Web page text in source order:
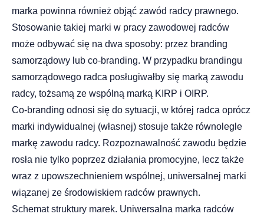
marka powinna również objąć zawód radcy prawnego.
Stosowanie takiej marki w pracy zawodowej radców
może odbywać się na dwa sposoby: przez branding
samorządowy lub co-branding. W przypadku brandingu
samorządowego radca posługiwałby się marką zawodu
radcy, tożsamą ze wspólną marką KIRP i OIRP.
Co-branding odnosi się do sytuacji, w której radca oprócz
marki indywidualnej (własnej) stosuje także równolegle
markę zawodu radcy. Rozpoznawalność zawodu będzie
rosła nie tylko poprzez działania promocyjne, lecz także
wraz z upowszechnieniem wspólnej, uniwersalnej marki
wiązanej ze środowiskiem radców prawnych.
Schemat struktury marek. Uniwersalna marka radców